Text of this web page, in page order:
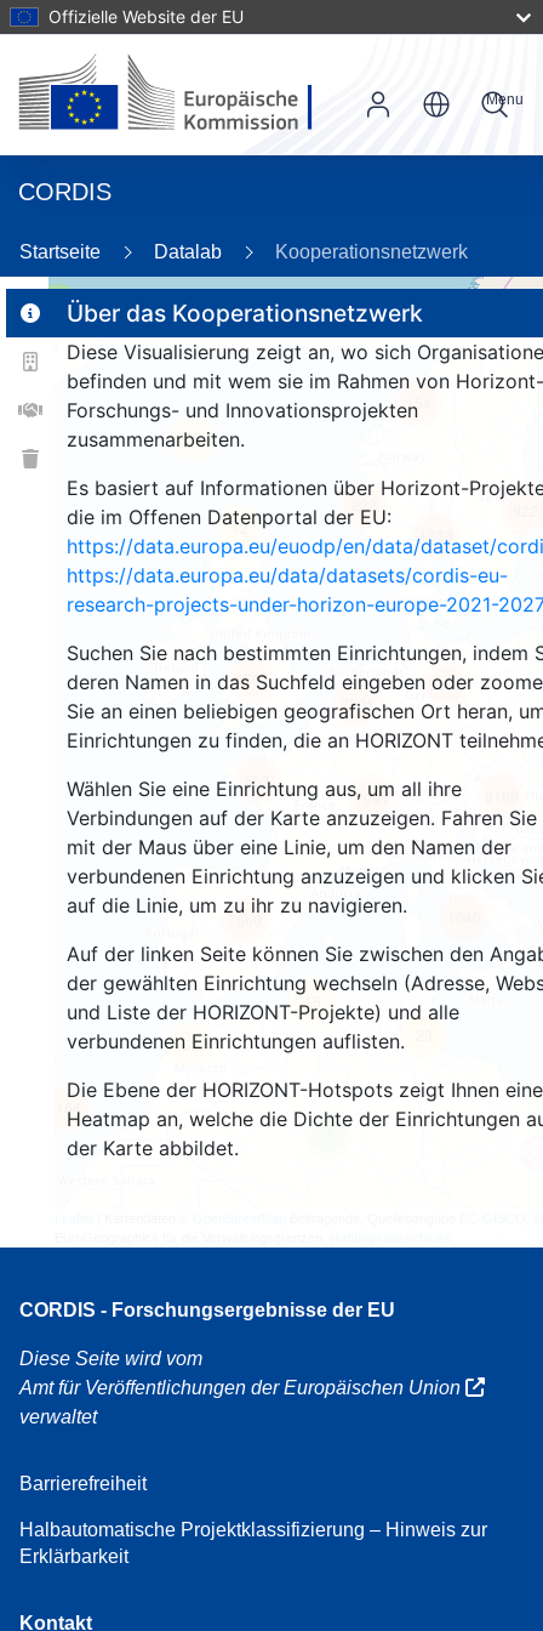
Offizielle Website der EU
CORDIS
Menu
Startseite Datalab Kooperationsnetzwerk
Über das Kooperationsnetzwerk
Diese Visualisierung zeigt an, wo sich
befinden und mit wem sie im Rahmen von Horizont-
Forschungs- und Innovationsprojekten
zusammenarbeiten.
Es basiert auf Informationen über Horizont-
die im Offenen Datenportal der EU:
https://data.europa.eu/euodp/en/data/dataset/
https://data.europa.eu/data/datasets/cordis-eu-
research-projects-under-horizon-europe-2021-2027
Suchen Sie nach bestimmten Einrichtungen, indem
deren Namen in das Suchfeld eingeben oder
Sie an einen beliebigen geografischen Ort heran,
Einrichtungen zu finden, die an HORIZONT
Wählen Sie eine Einrichtung aus, um all ihre
Verbindungen auf der Karte anzuzeigen. Fahren Sie
mit der Maus über eine Linie, um den Namen der
verbundenen Einrichtung anzuzeigen und klicken
auf die Linie, um zu ihr zu navigieren.
Auf der linken Seite können Sie zwischen den
der gewählten Einrichtung wechseln (Adresse,
und Liste der HORIZONT-Projekte) und alle
verbundenen Einrichtungen auflisten.
Die Ebene der HORIZONT-Hotspots zeigt Ihnen eine
Heatmap an, welche die Dichte der Einrichtungen
der Karte abbildet.
12
25
154
1333
164
18
51
7560
553
4792
7991
7001
5507
CORDIS - Forschungsergebnisse der EU
Diese Seite wird vom
Amt für Veröffentlichungen der Europäischen Union
verwaltet
Barrierefreiheit
Halbautomatische Projektklassifizierung – Hinweis zur
Erklärbarkeit
Kontakt